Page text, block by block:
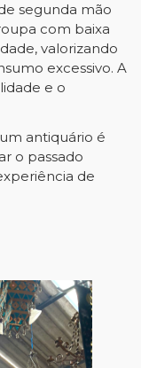
segunda mão
com baixa
valorizando
excessivo. A
e o
antiquário é
o passado
de